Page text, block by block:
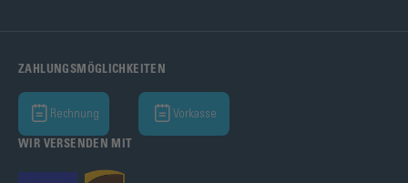
ZAHLUNGSMÖGLICHKEITEN
Rechnung Vorkasse
WIR VERSENDEN MIT